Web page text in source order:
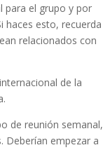
para el grupo y por
haces esto, recuerda
relacionados con
de la
de reunión semanal,
Deberían empezar a